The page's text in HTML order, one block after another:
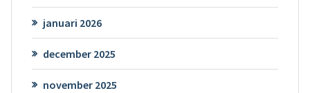
januari 2026
december 2025
november 2025